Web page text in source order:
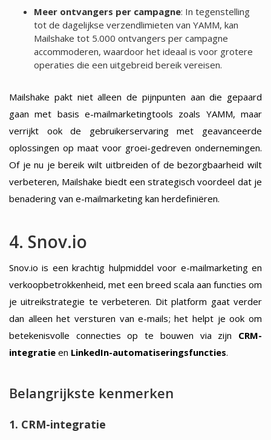
Meer ontvangers per campagne: In tegenstelling
tot de dagelijkse verzendlimieten van YAMM, kan
Mailshake tot 5.000 ontvangers per campagne
accommoderen, waardoor het ideaal is voor grotere
operaties die een uitgebreid bereik vereisen.
Mailshake pakt niet alleen de pijnpunten aan die gepaard
gaan met basis e-mailmarketingtools zoals YAMM, maar
verrijkt ook de gebruikerservaring met geavanceerde
oplossingen op maat voor groei-gedreven ondernemingen.
Of je nu je bereik wilt uitbreiden of de bezorgbaarheid wilt
verbeteren, Mailshake biedt een strategisch voordeel dat je
benadering van e-mailmarketing kan herdefiniëren.
4. Snov.io
Snov.io is een krachtig hulpmiddel voor e-mailmarketing en
verkoopbetrokkenheid, met een breed scala aan functies om
je uitreikstrategie te verbeteren. Dit platform gaat verder
dan alleen het versturen van e-mails; het helpt je ook om
betekenisvolle connecties op te bouwen via zijn CRM-
integratie en LinkedIn-automatiseringsfuncties.
Belangrijkste kenmerken
1. CRM-integratie